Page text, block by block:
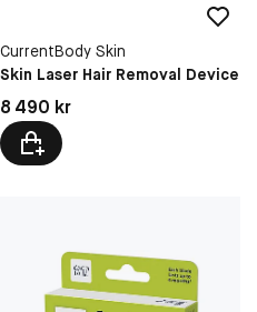
CurrentBody Skin
Skin Laser Hair Removal Device
Pris: 8 490 kr
8 490 kr